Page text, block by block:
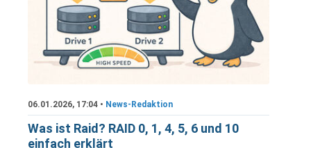
06.01.2026, 17:04 • News-Redaktion
Was ist Raid? RAID 0, 1, 4, 5, 6 und 10
einfach erklärt